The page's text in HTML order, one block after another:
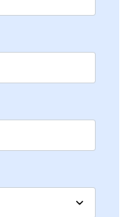
- Conhecimentos
- Perito Criminal -
(Pré-Edital)